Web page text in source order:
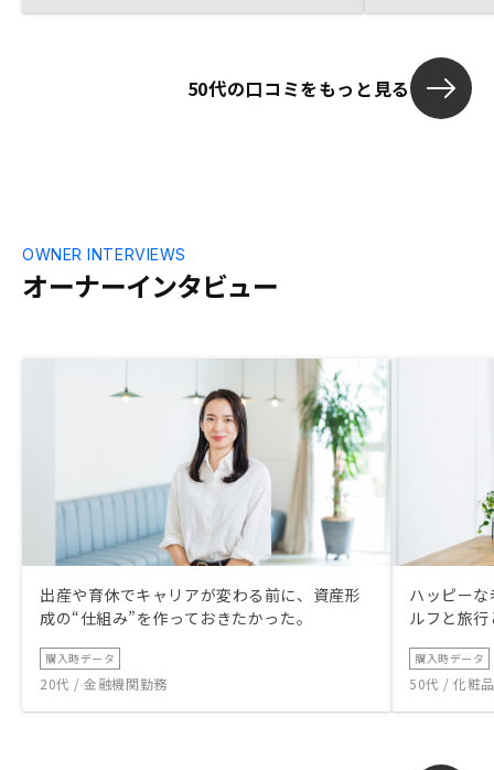
50代の口コミをもっと見る
オーナーインタビュー
OWNER INTERVIEWS
出産や育休でキャリアが変わる前に、資産形
成の“仕組み”を作っておきたかった。
購入時データ
20代 / 金融機関勤務
ハッピー
ルフと旅
購入時データ
50代 / 化粧